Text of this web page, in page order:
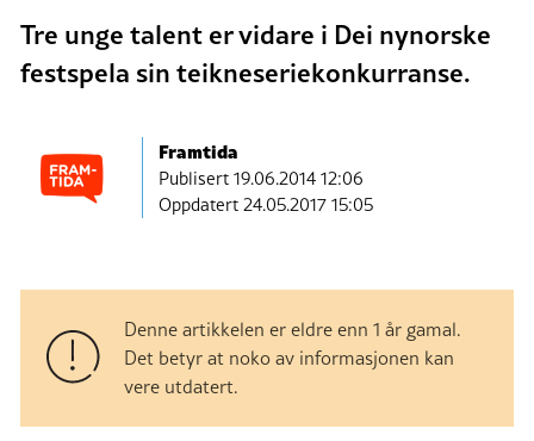
Tre unge talent er vidare i Dei nynorske
festspela sin teikneseriekonkurranse.
Framtida
Publisert19.06.2014 12:06
Oppdatert 24.05.2017 15:05
Denne artikkelen er eldre enn 1 år gamal.
Det betyr at noko av informasjonen kan
vere utdatert.